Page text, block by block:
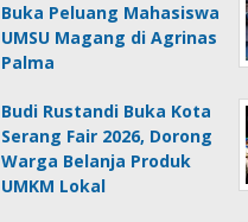
Buka Peluang Mahasiswa
UMSU Magang di Agrinas
Palma
Budi Rustandi Buka Kota
Serang Fair 2026, Dorong
Warga Belanja Produk
UMKM Lokal